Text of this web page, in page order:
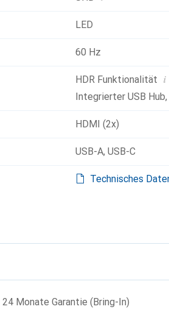
LED
60 Hz
HDR Funktionalität i
Integrierter USB Hub,
HDMI (2x)
USB-A, USB-C
Technisches
24 Monate Garantie (Bring-In)